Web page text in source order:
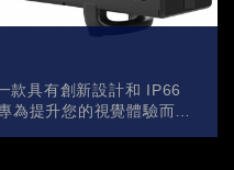
款具有創新設計和 IP66
為提升您的視覺體驗而設